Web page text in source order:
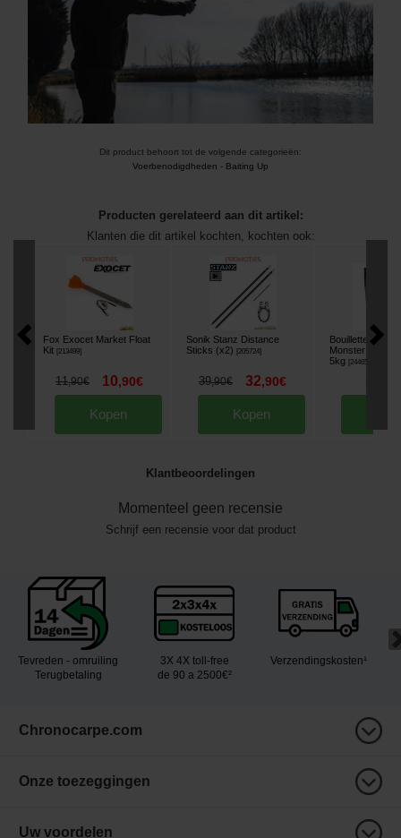
Dit product behoort tot de volgende categorieën:
Voerbenodigdheden - Baiting Up
Producten gerelateerd aan dit artikel:
Klanten die dit artikel kochten, kochten ook:
Fox Exocet Market Float
Kit [213499]
11,90€ 10,90€
Kopen
Sonik Stanz Distance
Sticks (x2)
[205724]
39,90€ 32,90€
Kopen
Bouillettes Faith
Monster Crab
5kg [244655
Klantbeoordelingen
Momenteel geen recensie
Schrijf een recensie voor dat product
Tevreden - omruiling
Terugbetaling
3X 4X toll-free
de 90 a 2500€²
Verzendingskosten¹
Chronocarpe.com
Onze toezeggingen
Uw voordelen